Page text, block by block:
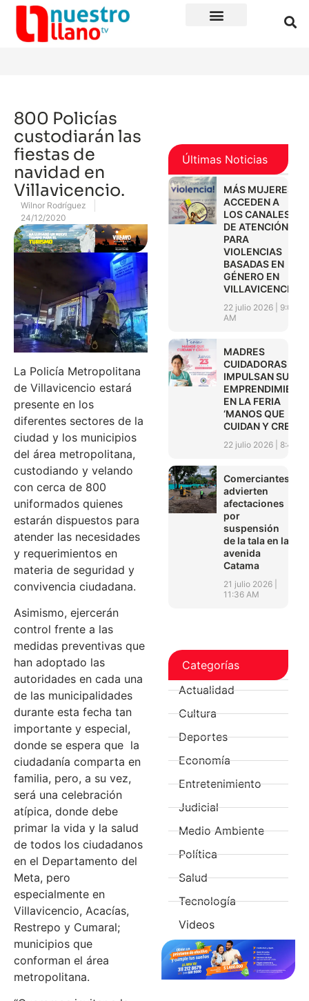
800 Policías
custodiarán las
fiestas de
navidad en
Villavicencio.
Wilnor Rodríguez
24/12/2020
La Policía Metropolitana
de Villavicencio estará
presente en los
diferentes sectores de la
ciudad y los municipios
del área metropolitana,
custodiando y velando
con cerca de 800
uniformados quienes
estarán dispuestos para
atender las necesidades
y requerimientos en
materia de seguridad y
convivencia ciudadana.
Asimismo, ejercerán
control frente a las
medidas preventivas que
han adoptado las
autoridades en cada una
de las municipalidades
durante esta fecha tan
importante y especial,
donde se espera que la
ciudadanía comparta en
familia, pero, a su vez,
será una celebración
atípica, donde debe
primar la vida y la salud
de todos los ciudadanos
en el Departamento del
Meta, pero
especialmente en
Villavicencio, Acacías,
Restrepo y Cumaral;
municipios que
conforman el área
metropolitana.
Últimas Noticias
MÁS MUJERES
ACCEDEN A
LOS CANALES
DE ATENCIÓN
PARA
VIOLENCIAS
BASADAS EN
GÉNERO EN
VILLAVICENCIO
22 julio 2026
9:01
AM
MADRES
CUIDADORAS
IMPULSAN SUS
EN LA FERIA
‘MANOS QUE
CUIDAN Y CREAN’
22 julio 2026 8:45
Comerciantes
advierten
afectaciones
por
suspensión
de la tala en la
avenida
Catama
21 julio 2026
11:36 AM
Categorías
Actualidad
Cultura
Deportes
Economía
Entretenimiento
Judicial
Medio Ambiente
Política
Salud
Tecnología
Videos